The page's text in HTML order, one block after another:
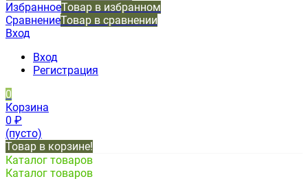
ИзбранноеТовар в избранном
СравнениеТовар в сравнении
Вход
Вход
Регистрация
0
Корзина
0 ₽
(пусто)
Товар в корзине!
Каталог товаров
Каталог товаров